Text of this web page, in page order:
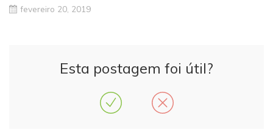
fevereiro 20, 2019
Esta postagem foi útil?